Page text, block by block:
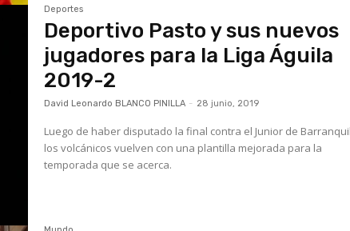
Deportes
Deportivo Pasto y sus nuevos
jugadores para la Liga Águila
2019-2
David Leonardo BLANCO PINILLA - 28 junio, 2019
Luego de haber disputado la final contra el Junior de
los volcánicos vuelven con una plantilla mejorada para la
temporada que se acerca.